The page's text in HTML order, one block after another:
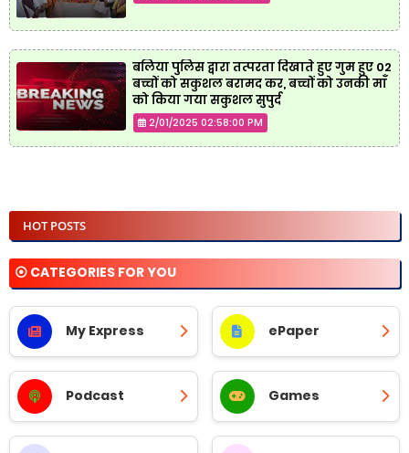
बलिया पुलिस द्वारा तत्परता दिखाते हुए गुम हुए 02
बच्चों को सकुशल बरामद कर, बच्चों को उनकी माँ
को किया गया सकुशल सुपुर्द
2/01/2025 02:58:00 PM
HOT POSTS
⦿ CATEGORIES FOR YOU
My Express ePaper
Podcast Games